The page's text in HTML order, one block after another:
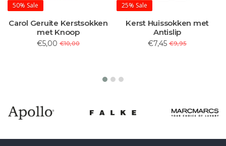
50% Sale
Carol Geruite Kerstsokken
met Knoop
€5,00 €10,00
25% Sale
Kerst Huissokken met
Antislip
€7,45 €9,95